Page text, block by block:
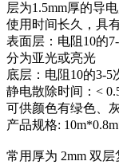
层为1.5mm厚的导
使用时间长久，具
表面层：电阻10的
分为亚光或亮光
底层：电阻10的3-
静电散除时间：<
可供颜色有绿色、
产品规格:
常用厚为 2mm 双层